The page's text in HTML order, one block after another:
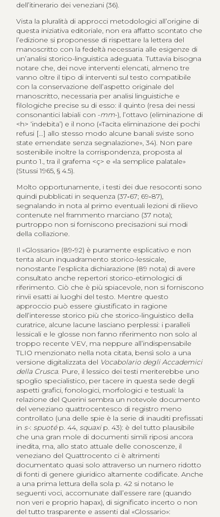
dell’itinerario dei veneziani (36).
Vista la pluralità di approcci metodologici all’origine di
questa iniziativa editoriale, non era affatto scontato che
l’edizione si proponesse di rispettare la lettera del
manoscritto con la fedeltà necessaria alle esigenze di
un’analisi storico-linguistica adeguata. Tuttavia bisogna
notare che, dei nove interventi elencati, almeno tre
vanno oltre il tipo di interventi sul testo compatibile
con la conservazione dell’aspetto originale del
manoscritto, necessaria per analisi linguistiche e
filologiche precise su di esso: il quinto (resa dei nessi
consonantici labiali con -mm-), l’ottavo (eliminazione di
<h> ‘indebita’) e il nono («Tacita eliminazione dei pochi
refusi […] allo stesso modo alcune banali sviste sono
state emendate senza segnalazione», 34). Non pare
sostenibile inoltre la corrispondenza, proposta al
punto 1., tra il grafema <ç> e «la semplice palatale»
(Stussi 1965, § 4.5).
Molto opportunamente, i testi dei due resoconti sono
quindi pubblicati in sequenza (37‑67; 69‑87),
segnalando in nota al primo eventuali lezioni di rilievo
contenute nel frammento marciano (37 nota);
purtroppo non si forniscono precisazioni sui modi
della collazione.
Il «Glossario» (89‑92) è puramente esplicativo e non
tenta alcun inquadramento storico-lessicale,
nonostante l’esplicita dichiarazione (89 nota) di avere
consultato anche repertori storico-etimologici di
riferimento. Ciò che è più spiacevole, non si forniscono
rinvii esatti ai luoghi del testo. Mentre questo
approccio può essere giustificato in ragione
dell’interesse storico più che storico-linguistico della
curatrice, alcune lacune lasciano perplessi: i paralleli
lessicali e le glosse non fanno riferimento non solo al
troppo recente VEV, ma neppure all’indispensabile
TLIO menzionato nella nota citata, bensì solo a una
versione digitalizzata del Vocabolario degli Accademici
della Crusca. Pure, il lessico dei testi meriterebbe uno
spoglio specialistico, per tacere in questa sede degli
aspetti grafici, fonologici, morfologici e testuali: la
relazione del Querini sembra un notevole documento
del veneziano quattrocentesco di registro meno
controllato (una delle spie è la serie di inauditi prefissati
in s-: spuoté p. 44, squaxip. 43): è del tutto plausibile
che una gran mole di documenti simili riposi ancora
inedita, ma, allo stato attuale delle conoscenze, il
veneziano del Quattrocento ci è altrimenti
documentato quasi solo attraverso un numero ridotto
di fonti di genere giuridico altamente codificate. Anche
a una prima lettura della sola p. 42 si notano le
seguenti voci, accomunate dall’essere rare (quando
non veri e proprio hapax), di significato incerto o non
del tutto trasparente e assenti dal «Glossario»: